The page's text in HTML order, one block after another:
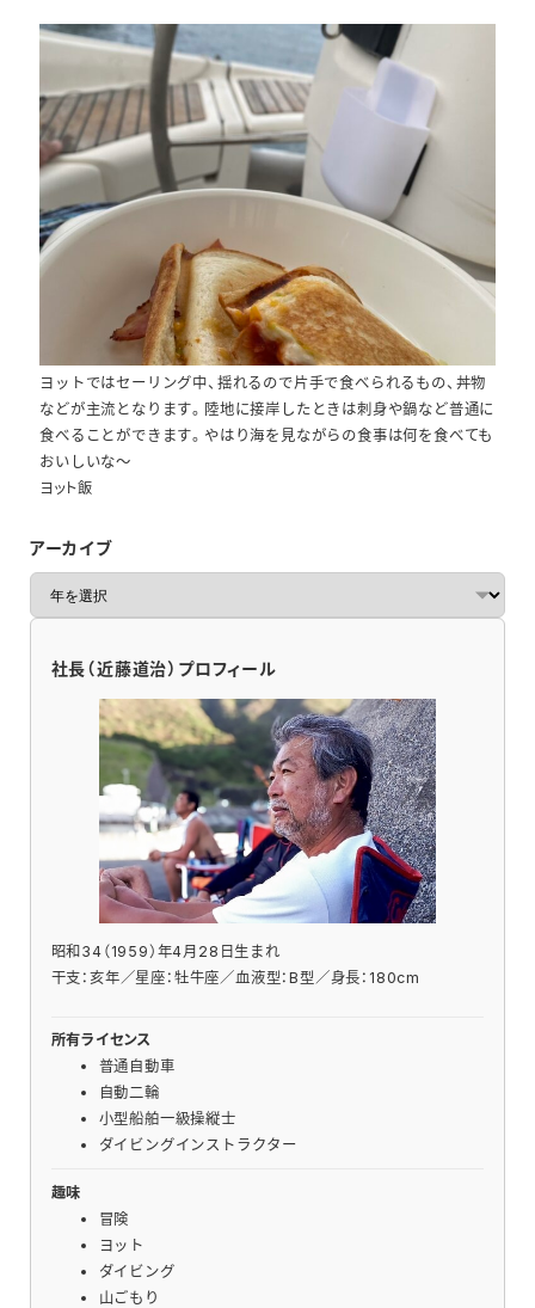
ヨット飯
ヨットではセーリング中、揺れるので片手で食べられるもの、丼物
などが主流となります。陸地に接岸したときは刺身や鍋など普通に
食べることができます。やはり海を見ながらの食事は何を食べても
おいしいな～
アーカイブ
ー
社長（近藤道治）プロフィール
昭和34（1959）年4月28日生まれ
干支：亥年／星座：牡牛座／血液型：B型／身長：180cm
所有ライセンス
普通自動車
自動二輪
小型船舶一級操縦士
ダイビングインストラクター
趣味
冒険
ヨット
ダイビング
山ごもり